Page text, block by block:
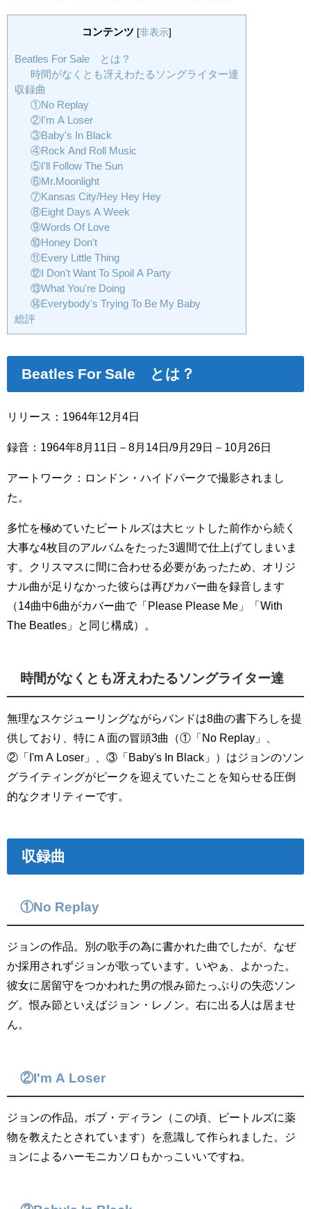
コンテンツ [非表示]
Beatles For Sale とは？
時間がなくとも冴えわたるソングライター達
収録曲
①No Replay
②I'm A Loser
③Baby's In Black
④Rock And Roll Music
⑤I'll Follow The Sun
⑥Mr.Moonlight
⑦Kansas City/Hey Hey Hey
⑧Eight Days A Week
⑨Words Of Love
⑩Honey Don't
⑪Every Little Thing
⑫I Don't Want To Spoil A Party
⑬What You're Doing
⑭Everybody's Trying To Be My Baby
総評
Beatles For Sale とは？
リリース：1964年12月4日
録音：1964年8月11日－8月14日/9月29日－10月26日
アートワーク：ロンドン・ハイドパークで撮影されまし
た。
多忙を極めていたビートルズは大ヒットした前作から続く
大事な4枚目のアルバムをたった3週間で仕上げてしまいま
す。クリスマスに間に合わせる必要があったため、オリジ
ナル曲が足りなかった彼らは再びカバー曲を録音します
（14曲中6曲がカバー曲で「Please Please Me」「With
The Beatles」と同じ構成）。
時間がなくとも冴えわたるソングライター達
無理なスケジューリングながらバンドは8曲の書下ろしを提
供しており、特にＡ面の冒頭3曲（①「No Replay」、
②「I'm A Loser」、③「Baby's In Black」）はジョンのソン
グライティングがピークを迎えていたことを知らせる圧倒
的なクオリティーです。
収録曲
①No Replay
ジョンの作品。別の歌手の為に書かれた曲でしたが、なぜ
か採用されずジョンが歌っています。いやぁ、よかった。
彼女に居留守をつかわれた男の恨み節たっぷりの失恋ソン
グ。恨み節といえばジョン・レノン。右に出る人は居ませ
ん。
②I'm A Loser
ジョンの作品。ボブ・ディラン（この頃、ビートルズに薬
物を教えたとされています）を意識して作られました。ジ
ョンによるハーモニカソロもかっこいいですね。